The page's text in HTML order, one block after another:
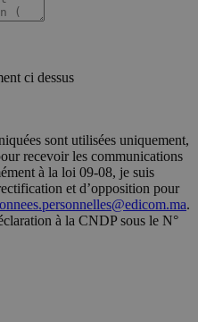
ci dessus
sont utilisées uniquement,
recevoir les communications
à la loi 09-08, je suis
et d’opposition pour
.
à la CNDP sous le N°